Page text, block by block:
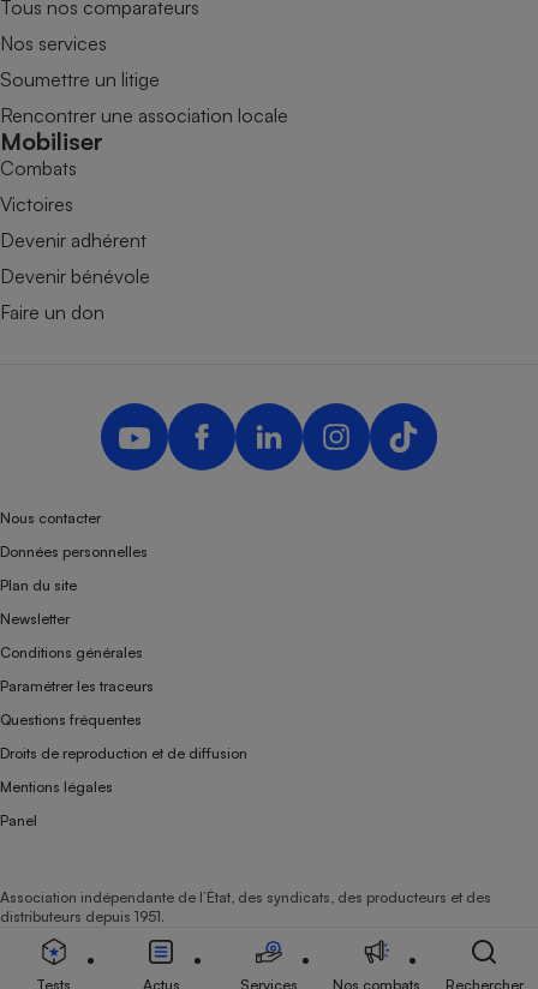
Tous nos comparateurs
Nos services
Soumettre un litige
Rencontrer une association locale
Mobiliser
Combats
Victoires
Devenir adhérent
Devenir bénévole
Faire un don
Nous contacter
Données personnelles
Plan du site
Newsletter
Conditions générales
Paramétrer les traceurs
Questions fréquentes
Droits de reproduction et de diffusion
Mentions légales
Panel
Association indépendante de l’État, des syndicats, des producteurs et des
distributeurs depuis 1951.
Tests Actus Services Nos combats Rechercher